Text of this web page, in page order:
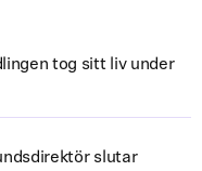
tog sitt liv under
slutar